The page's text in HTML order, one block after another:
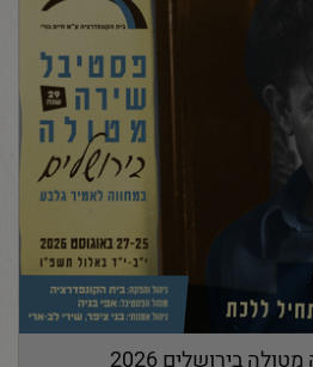
בירושלים 2026